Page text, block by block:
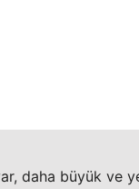
daha büyük ve